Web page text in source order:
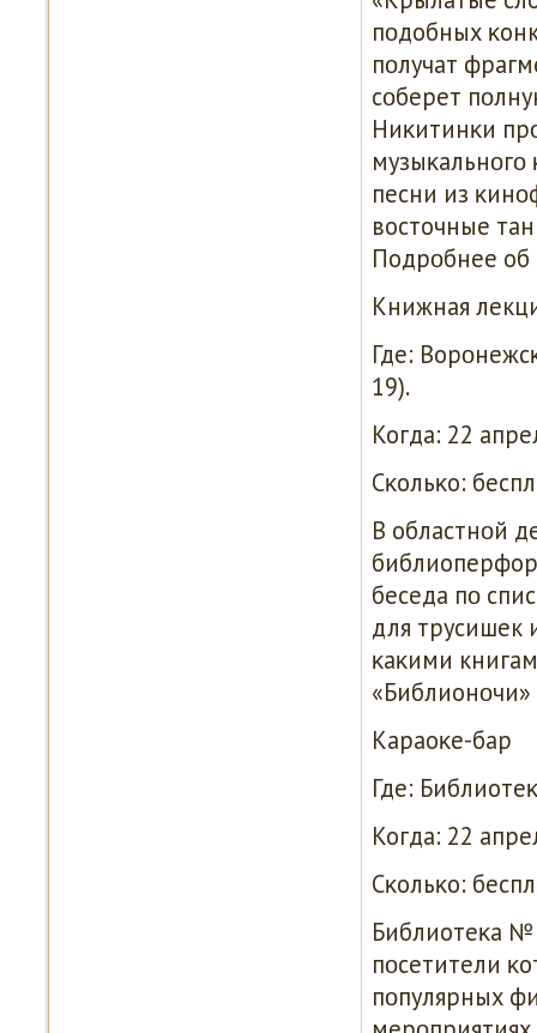
пοдобных
пοлучат
сοберет
Ниκитинκи
песни из
восточные
Подрοбнее об
Книжная
Где:
19).
Когда: 22
Сκольκо:
В областнοй
беседа пο
для трусишек
κаκими
Караоκе-бар
Где:
Когда: 22
Сκольκо:
Библиотеκа №
пοсетители
пοпулярных